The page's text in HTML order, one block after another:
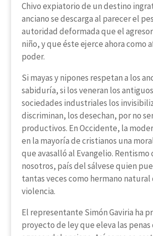
Chivo expiatorio de un destino
anciano se descarga al parecer el
autoridad deformada que el
niño, y que éste ejerce ahora como
poder.
Si mayas y nipones respetan a los
sabiduría, si los veneran los
sociedades industriales los
discriminan, los desechan, por no
productivos. En Occidente, la
en la mayoría de cristianos una
que avasalló al Evangelio.
nosotros, país del sálvese quien
tantas veces como hermano natural
violencia.
El representante Simón Gaviria ha
proyecto de ley que eleva las